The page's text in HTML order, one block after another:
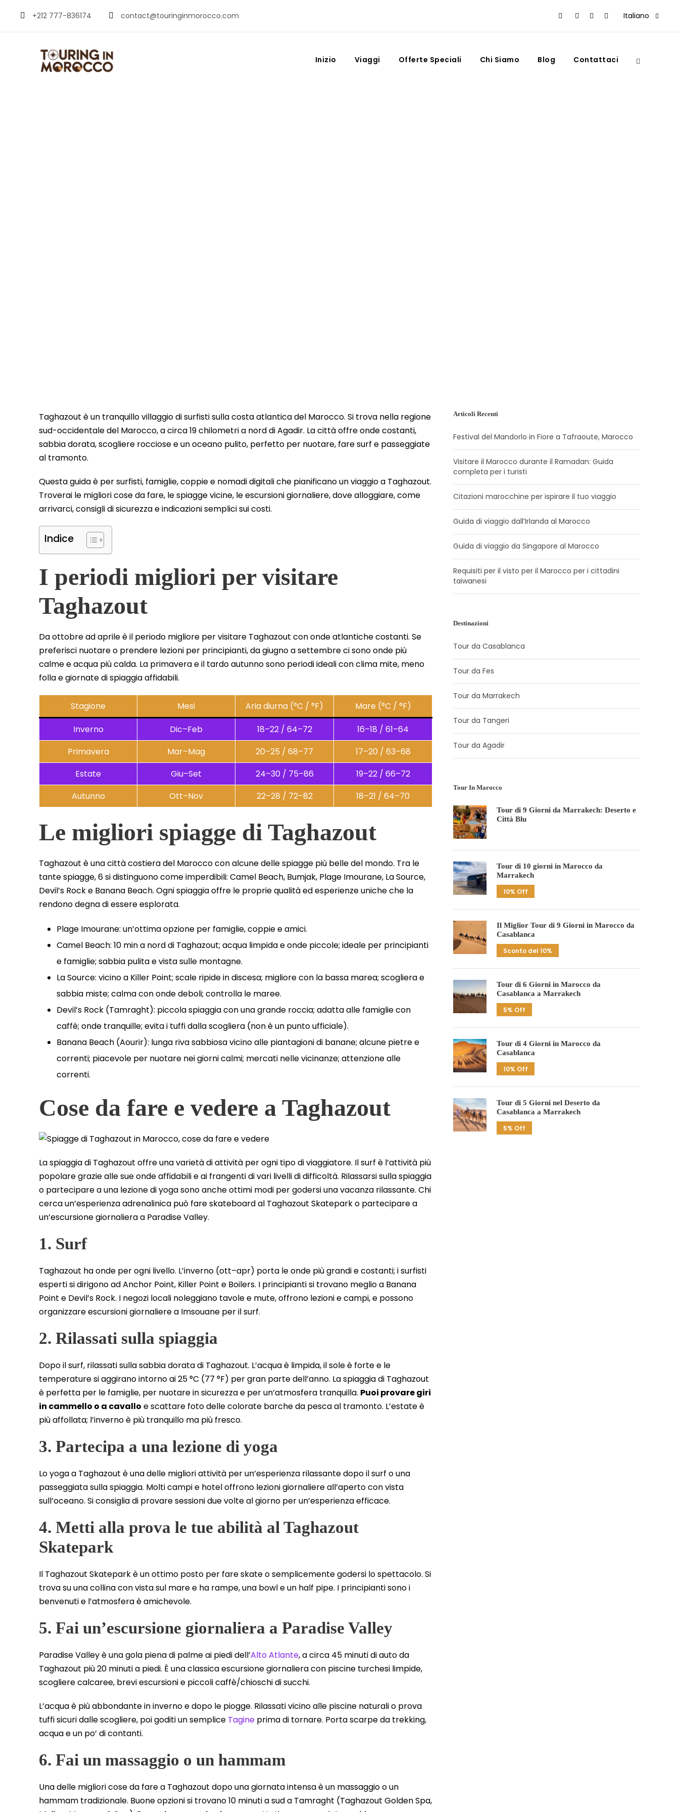
+212 777-836174 contact@touringinmorocco.com Italiano
Inizio Viaggi Offerte Speciali Chi Siamo Blog Contattaci
Taghazout è un tranquillo villaggio di surfisti sulla costa atlantica del Marocco. Si trova nella regione
sud-occidentale del Marocco, a circa 19 chilometri a nord di Agadir. La città offre onde costanti,
sabbia dorata, scogliere rocciose e un oceano pulito, perfetto per nuotare, fare surf e passeggiate
al tramonto.
Questa guida è per surfisti, famiglie, coppie e nomadi digitali che pianificano un viaggio a Taghazout.
Troverai le migliori cose da fare, le spiagge vicine, le escursioni giornaliere, dove alloggiare, come
arrivarci, consigli di sicurezza e indicazioni semplici sui costi.
Indice
I periodi migliori per visitare
Taghazout
Da ottobre ad aprile è il periodo migliore per visitare Taghazout con onde atlantiche costanti. Se
preferisci nuotare o prendere lezioni per principianti, da giugno a settembre ci sono onde più
calme e acqua più calda. La primavera e il tardo autunno sono periodi ideali con clima mite, meno
folla e giornate di spiaggia affidabili.
Stagione Mesi Aria diurna (°C / °F)
Mare (°C / °F)
Inverno
Dic–Feb 18–22 / 64–72
16–18 / 61–64
Primavera
Mar–Mag 20–25 / 68–77
17–20 / 63–68
Estate
Giu–Set 24–30 / 75–86
19–22 / 66–72
Autunno
Ott–Nov 22–28 / 72–82 18–21 / 64–70
Le migliori spiagge di Taghazout
Taghazout è una città costiera del Marocco con alcune delle spiagge più belle del mondo. Tra le
tante spiagge, 6 si distinguono come imperdibili: Camel Beach, Bumjak, Plage Imourane, La Source,
Devil’s Rock e Banana Beach. Ogni spiaggia offre le proprie qualità ed esperienze uniche che la
rendono degna di essere esplorata.
Plage Imourane: un’ottima opzione per famiglie, coppie e amici.
Camel Beach: 10 min a nord di Taghazout; acqua limpida e onde piccole; ideale per principianti
e famiglie; sabbia pulita e vista sulle montagne.
La Source: vicino a Killer Point; scale ripide in discesa; migliore con la bassa marea; scogliera e
sabbia miste; calma con onde deboli; controlla le maree.
Devil’s Rock (Tamraght): piccola spiaggia con una grande roccia; adatta alle famiglie con
caffè; onde tranquille; evita i tuffi dalla scogliera (non è un punto ufficiale).
Banana Beach (Aourir): lunga riva sabbiosa vicino alle piantagioni di banane; alcune pietre e
correnti; piacevole per nuotare nei giorni calmi; mercati nelle vicinanze; attenzione alle
correnti.
Cose da fare e vedere a Taghazout
La spiaggia di Taghazout offre una varietà di attività per ogni tipo di viaggiatore. Il surf è l’attività più
popolare grazie alle sue onde affidabili e ai frangenti di vari livelli di difficoltà. Rilassarsi sulla spiaggia
o partecipare a una lezione di yoga sono anche ottimi modi per godersi una vacanza rilassante. Chi
cerca un’esperienza adrenalinica può fare skateboard al Taghazout Skatepark o partecipare a
un’escursione giornaliera a Paradise Valley.
1. Surf
Taghazout ha onde per ogni livello. L’inverno (ott–apr) porta le onde più grandi e costanti; i surfisti
esperti si dirigono ad Anchor Point, Killer Point e Boilers. I principianti si trovano meglio a Banana
Point e Devil’s Rock. I negozi locali noleggiano tavole e mute, offrono lezioni e campi, e possono
organizzare escursioni giornaliere a Imsouane per il surf.
2. Rilassati sulla spiaggia
Dopo il surf, rilassati sulla sabbia dorata di Taghazout. L’acqua è limpida, il sole è forte e le
temperature si aggirano intorno ai 25 °C (77 °F) per gran parte dell’anno. La spiaggia di Taghazout
è perfetta per le famiglie, per nuotare in sicurezza e per un’atmosfera tranquilla. Puoi provare giri
in cammello o a cavallo e scattare foto delle colorate barche da pesca al tramonto. L’estate è
più affollata; l’inverno è più tranquillo ma più fresco.
3. Partecipa a una lezione di yoga
Lo yoga a Taghazout è una delle migliori attività per un’esperienza rilassante dopo il surf o una
passeggiata sulla spiaggia. Molti campi e hotel offrono lezioni giornaliere all’aperto con vista
sull’oceano. Si consiglia di provare sessioni due volte al giorno per un’esperienza efficace.
4. Metti alla prova le tue abilità al Taghazout
Skatepark
Il Taghazout Skatepark è un ottimo posto per fare skate o semplicemente godersi lo spettacolo. Si
trova su una collina con vista sul mare e ha rampe, una bowl e un half pipe. I principianti sono i
benvenuti e l’atmosfera è amichevole.
5. Fai un’escursione giornaliera a Paradise Valley
Paradise Valley è una gola piena di palme ai piedi dell’Alto Atlante, a circa 45 minuti di auto da
Taghazout più 20 minuti a piedi. È una classica escursione giornaliera con piscine turchesi limpide,
scogliere calcaree, brevi escursioni e piccoli caffè/chioschi di succhi.
L’acqua è più abbondante in inverno e dopo le piogge. Rilassati vicino alle piscine naturali o prova
tuffi sicuri dalle scogliere, poi goditi un semplice Tagine prima di tornare. Porta scarpe da trekking,
acqua e un po’ di contanti.
6. Fai un massaggio o un hammam
Una delle migliori cose da fare a Taghazout dopo una giornata intensa è un massaggio o un
hammam tradizionale. Buone opzioni si trovano 10 minuti a sud a Tamraght (Taghazout Golden Spa,
Articoli Recenti
Festival del Mandorlo in Fiore a Tafraoute, Marocco
Visitare il Marocco durante il Ramadan: Guida
completa per i turisti
Citazioni marocchine per ispirare il tuo viaggio
Guida di viaggio dall’Irlanda al Marocco
Guida di viaggio da Singapore al Marocco
Requisiti per il visto per il Marocco per i cittadini
taiwanesi
Destinazioni
Tour da Casablanca
Tour da Fes
Tour da Marrakech
Tour da Tangeri
Tour da Agadir
Tour In Marocco
Tour di 9 Giorni da Marrakech: Deserto e
Città Blu
Tour di 10 giorni in Marocco da
Marrakech
10% Off
Il Miglior Tour di 9 Giorni in Marocco da
Casablanca
Sconto del 10%
Tour di 6 Giorni in Marocco da
Casablanca a Marrakech
5% Off
Tour di 4 Giorni in Marocco da
Casablanca
10% Off
Tour di 5 Giorni nel Deserto da
Casablanca a Marrakech
5% Off